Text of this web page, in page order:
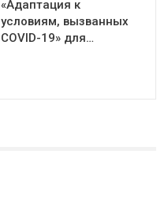
«Адаптация к
условиям, вызванных
СOVID-19» для…